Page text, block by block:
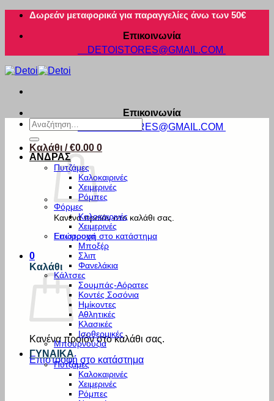
Μετάβαση
περιεχόμενο
Δωρεάν μεταφορικά για παραγγελίες άνω των 50€
Επικοινωνία
DETOISTORES@GMAIL.COM
Επικοινωνία
DETOISTORES@GMAIL.COM
Καλάθι /€0.00 0
Κανένα προϊόν στο καλάθι σας.
Επιστροφή στο κατάστημα
0
Καλάθι
Κανένα προϊόν στο καλάθι σας.
Επιστροφή στο κατάστημα
Αναζήτηση
για:
ΑΝΔΡΑΣ
Πυτζάμες
Καλοκαιρινές
Χειμερινές
Ρόμπες
Φόρμες
Καλοκαιρινές
Χειμερινές
Εσώρουχα
Μποξέρ
Σλιπ
Φανελάκια
Κάλτσες
Σουμπάς-Αόρατες
Κοντές Σοσόνια
Ημίκοντες
Αθλητικές
Κλασικές
Ισοθερμικές
Μπουρνούζια
ΓΥΝΑΙΚΑ
Πυτζάμες
Καλοκαιρινές
Χειμερινές
Ρόμπες